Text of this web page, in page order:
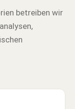
betreiben wir